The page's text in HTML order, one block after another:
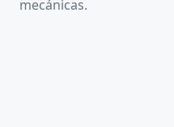
mecánicas.